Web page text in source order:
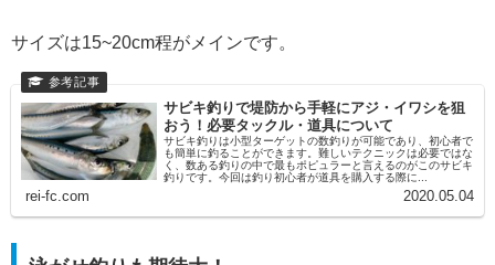
サイズは15~20cm程がメインです。
サビキ釣りで堤防から手軽にアジ・イワシを狙
おう！必要タックル・道具について
サビキ釣りは小型ターゲットの数釣りが可能であり、初心者で
も簡単に釣ることができます。難しいテクニックは必要ではな
く、数ある釣りの中で最もポピュラーと言えるのがこのサビキ
釣りです。今回は釣り初心者が道具を購入する際に...
rei-fc.com 2020.05.04